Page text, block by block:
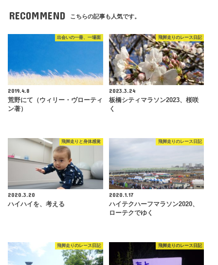
RECOMMEND こちらの記事も人気です。
出会いの一冊、一場面
2019.4.8
荒野にて（ウィリー・ヴローティ
ン著）
飛脚走りのレース日記
2023.3.24
板橋シティマラソン2023、桜咲
く
飛脚走りと身体感覚
2020.3.20
ハイハイを、考える
飛脚走りのレース日記
2020.1.17
ハイテクハーフマラソン2020、
ローテクでゆく
飛脚走りのレース日記 飛脚走りのレース日記